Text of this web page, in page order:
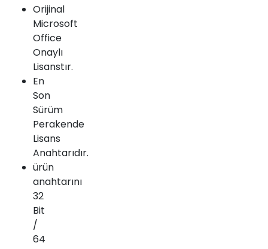
Orijinal
Microsoft
Office
Onaylı
Lisanstır.
En
Son
Sürüm
Perakende
Lisans
Anahtarıdır.
ürün
anahtarını
32
Bit
/
64